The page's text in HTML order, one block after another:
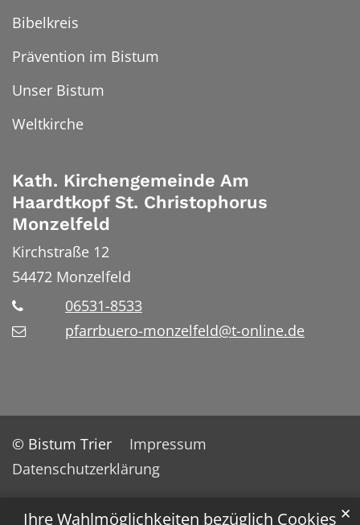
Ihre Wahlmöglichkeiten bezüglich Cookies ✕
Bibelkreis
Prävention im Bistum
Unser Bistum
Weltkirche
Kath. Kirchengemeinde Am
Haardtkopf St. Christophorus
Monzelfeld
Kirchstraße 12
54472 Monzelfeld
06531-8533
pfarrbuero-monzelfeld@t-online.de
© Bistum Trier
Impressum
Datenschutzerklärung